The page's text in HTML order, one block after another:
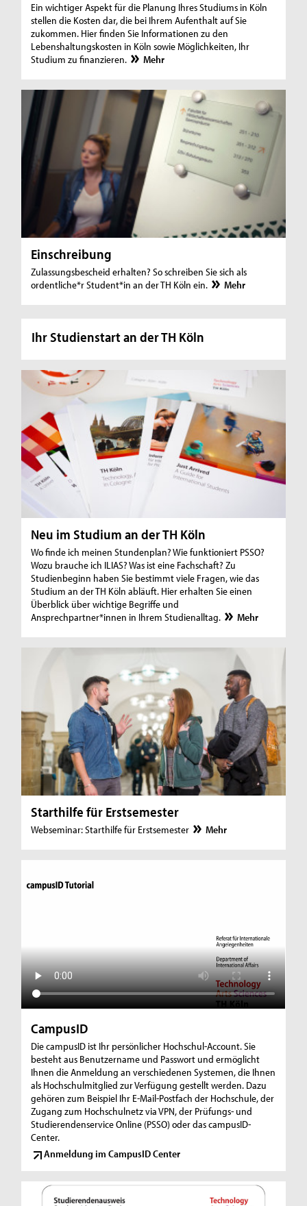
Ein wichtiger Aspekt für die Planung Ihres Studiums in Köln
stellen die Kosten dar, die bei Ihrem Aufenthalt auf Sie
zukommen. Hier finden Sie Informationen zu den
Lebenshaltungskosten in Köln sowie Möglichkeiten, Ihr
Studium zu finanzieren.
Mehr
Einschreibung
Zulassungsbescheid erhalten? So schreiben Sie sich als
ordentliche*r Student*in an der TH Köln ein.
Mehr
Ihr Studienstart an der TH Köln
Neu im Studium an der TH Köln
Wo finde ich meinen Stundenplan? Wie funktioniert PSSO?
Wozu brauche ich ILIAS? Was ist eine Fachschaft? Zu
Studienbeginn haben Sie bestimmt viele Fragen, wie das
Studium an der TH Köln abläuft. Hier erhalten Sie einen
Überblick über wichtige Begriffe und
Ansprechpartner*innen in Ihrem Studienalltag.
Mehr
Starthilfe für Erstsemester
Webseminar: Starthilfe für Erstsemester Mehr
CampusID
Die campusID ist Ihr persönlicher Hochschul-Account. Sie
besteht aus Benutzername und Passwort und ermöglicht
Ihnen die Anmeldung an verschiedenen Systemen, die Ihnen
als Hochschulmitglied zur Verfügung gestellt werden. Dazu
gehören zum Beispiel Ihr E-Mail-Postfach der Hochschule, der
Zugang zum Hochschulnetz via VPN, der Prüfungs- und
Studierendenservice Online (PSSO) oder das campusID-
Center.
Anmeldung im CampusID Center